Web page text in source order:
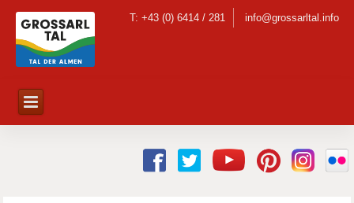
T: +43 (0) 6414 / 281 info@grossarltal.info